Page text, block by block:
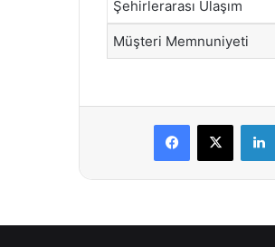
Şehirlerarası Ulaşım
Müşteri Memnuniyeti
Facebook
X